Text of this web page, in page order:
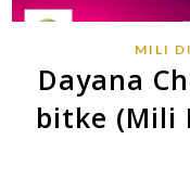
MILI
Dayana
bitke (Mili